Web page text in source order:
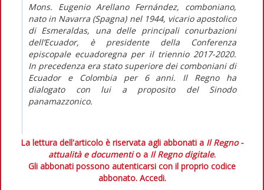
Mons. Eugenio Arellano Fernández, comboniano,
nato in Navarra (Spagna) nel 1944, vicario apostolico
di Esmeraldas, una delle principali conurbazioni
dell’Ecuador, è presidente della Conferenza
episcopale ecuadoregna per il triennio 2017-2020.
In precedenza era stato superiore dei comboniani di
Ecuador e Colombia per 6 anni. Il Regnoha
dialogato con lui a proposito del Sinodo
panamazzonico.
La lettura dell'articolo è riservata agli abbonati a Il Regno -
attualità e documentio a Il Regno digitale.
Gli abbonati possono autenticarsi con il proprio codice
abbonato. Accedi.